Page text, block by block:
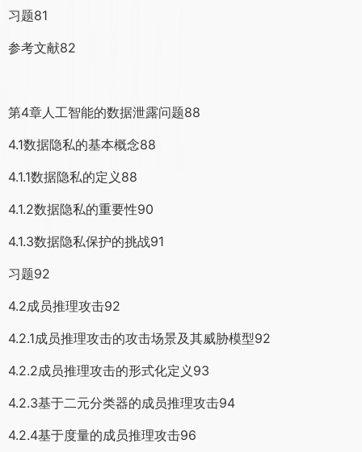
习题81
参考文献82
第4章人工智能的数据泄露问题88
4.1数据隐私的基本概念88
4.1.1数据隐私的定义88
4.1.2数据隐私的重要性90
4.1.3数据隐私保护的挑战91
习题92
4.2成员推理攻击92
4.2.1成员推理攻击的攻击场景及其威胁模型92
4.2.2成员推理攻击的形式化定义93
4.2.3基于二元分类器的成员推理攻击94
4.2.4基于度量的成员推理攻击96